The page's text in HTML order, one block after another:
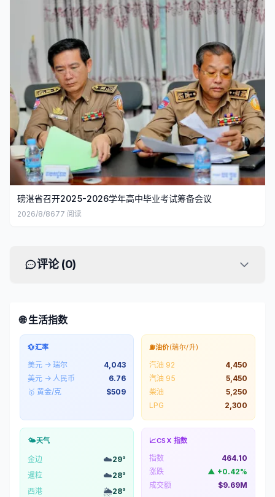
磅湛省召开2025-2026学年高中毕业考试筹备会议
2026/8/8677 阅读
评论 (0)
🌐 生活指数
💱汇率
美元 → 瑞尔
4,043
美元 → 人民币
6.76
🥇 黄金/克
$509
⛽油价(瑞尔/升)
汽油 92
4,450
汽油 95
5,450
柴油
5,250
LPG
2,300
🌤️天气
金边 ☁️29°
暹粒
☁️28°
西港
🌦️28°
📈CSX 指数
指数
464.10
涨跌
▲ +0.42%
成交额
$9.69M